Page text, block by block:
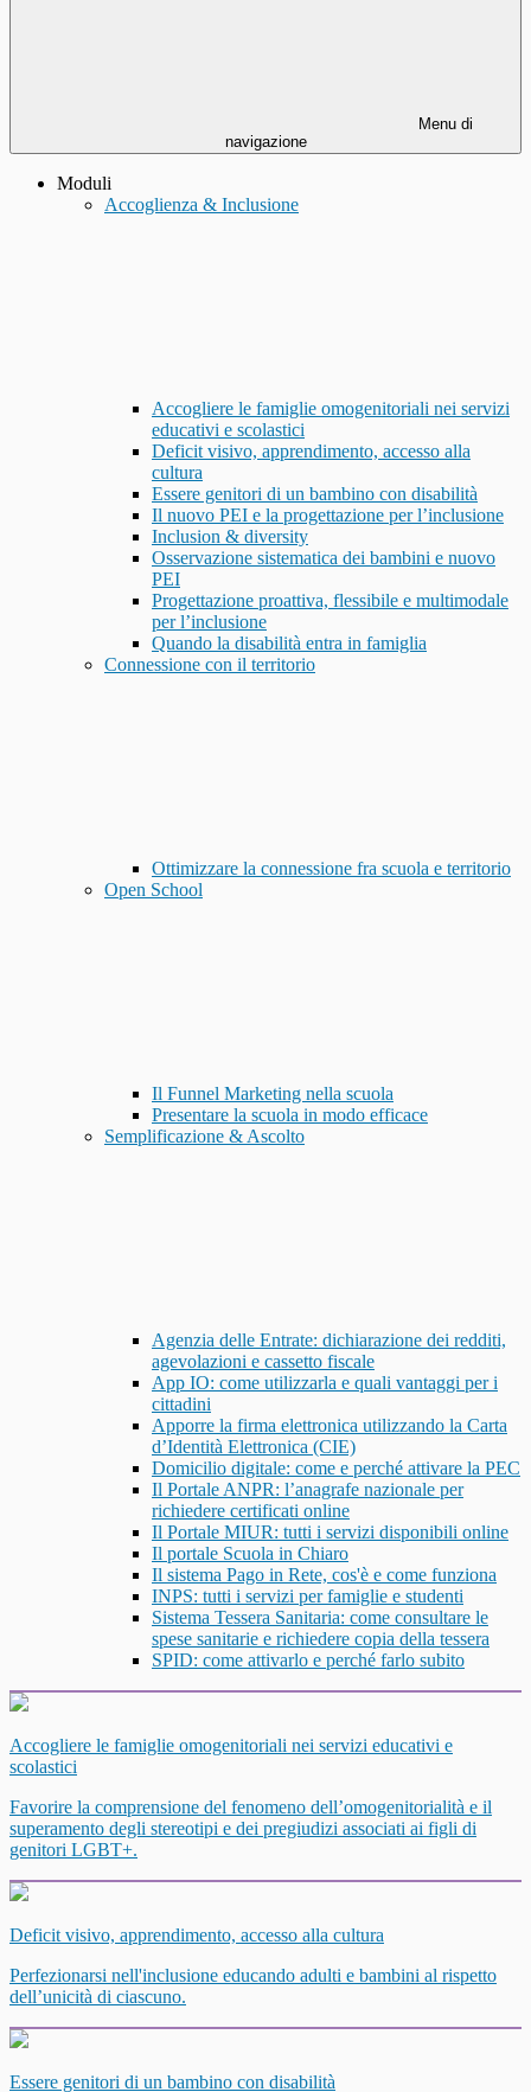
Menu di
navigazione
Moduli
Accoglienza & Inclusione
Accogliere le famiglie omogenitoriali nei servizi
educativi e scolastici
Deficit visivo, apprendimento, accesso alla
cultura
Essere genitori di un bambino con disabilità
Il nuovo PEI e la progettazione per l’inclusione
Inclusion & diversity
Osservazione sistematica dei bambini e nuovo
PEI
Progettazione proattiva, flessibile e multimodale
per l’inclusione
Quando la disabilità entra in famiglia
Connessione con il territorio
Ottimizzare la connessione fra scuola e territorio
Open School
Il Funnel Marketing nella scuola
Presentare la scuola in modo efficace
Semplificazione & Ascolto
Agenzia delle Entrate: dichiarazione dei redditi,
agevolazioni e cassetto fiscale
App IO: come utilizzarla e quali vantaggi per i
cittadini
Apporre la firma elettronica utilizzando la Carta
d’Identità Elettronica (CIE)
Domicilio digitale: come e perché attivare la PEC
Il Portale ANPR: l’anagrafe nazionale per
richiedere certificati online
Il Portale MIUR: tutti i servizi disponibili online
Il portale Scuola in Chiaro
Il sistema Pago in Rete, cos'è e come funziona
INPS: tutti i servizi per famiglie e studenti
Sistema Tessera Sanitaria: come consultare le
spese sanitarie e richiedere copia della tessera
SPID: come attivarlo e perché farlo subito
Accogliere le famiglie omogenitoriali nei servizi educativi e
scolastici
Favorire la comprensione del fenomeno dell’omogenitorialità e il
superamento degli stereotipi e dei pregiudizi associati ai figli di
genitori LGBT+.
Deficit visivo, apprendimento, accesso alla cultura
Perfezionarsi nell'inclusione educando adulti e bambini al rispetto
dell’unicità di ciascuno.
Essere genitori di un bambino con disabilità